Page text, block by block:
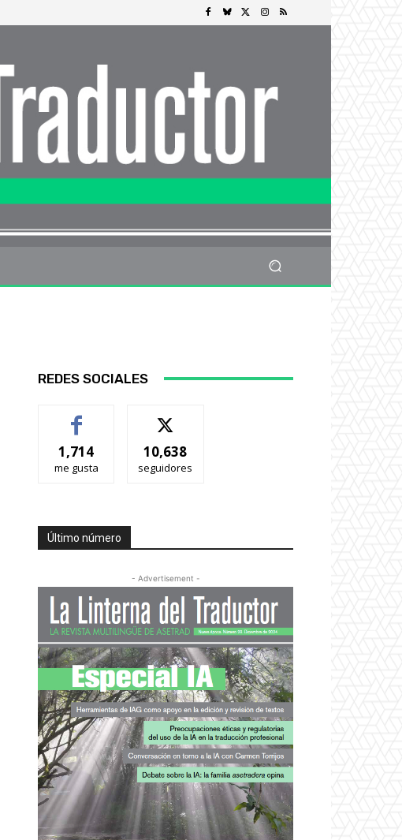
REDES SOCIALES
1,714
me gusta
10,638
seguidores
Último número
- Advertisement -